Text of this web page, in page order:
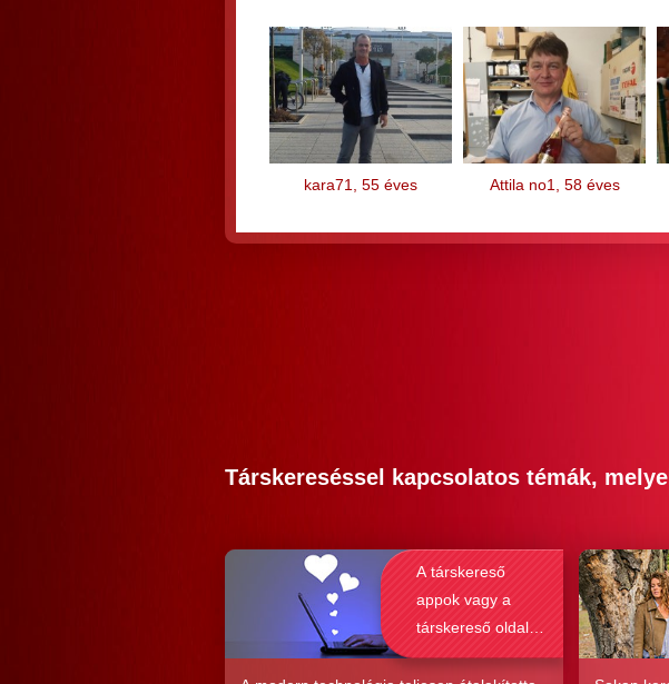
kara71, 55 éves Attila no1, 58 éves
Társkereséssel kapcsolatos témák,
A társkereső
appok vagy a
társkereső oldalak
alkalmasabbak a